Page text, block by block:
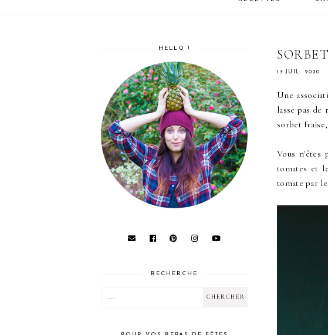
13 JUIL. 2020
Une
lasse pas
sorbet
Vous n'êtes
tomates et
tomate par
HELLO !
RECHERCHE